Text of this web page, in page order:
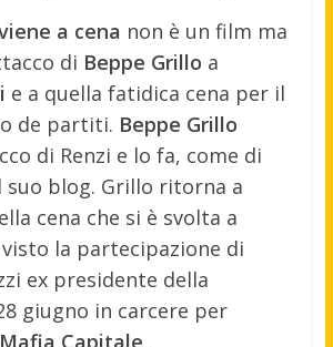
a cena non è un film ma
di Beppe Grillo a
e a quella fatidica cena per il
de partiti. Beppe Grillo
di Renzi e lo fa, come di
suo blog. Grillo ritorna a
cena che si è svolta a
visto la partecipazione di
ex presidente della
giugno in carcere per
Mafia Capitale .